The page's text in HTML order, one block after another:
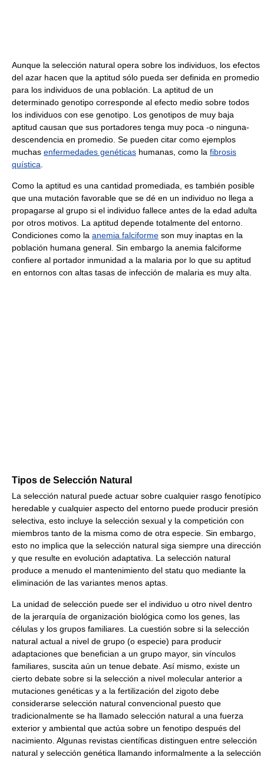
Aunque la selección natural opera sobre los individuos, los efectos
del azar hacen que la aptitud sólo pueda ser definida en promedio
para los individuos de una población. La aptitud de un
determinado genotipo corresponde al efecto medio sobre todos
los individuos con ese genotipo. Los genotipos de muy baja
aptitud causan que sus portadores tenga muy poca -o ninguna-
descendencia en promedio. Se pueden citar como ejemplos
muchas enfermedades genéticas humanas, como la fibrosis
quística
Como la aptitud es una cantidad promediada, es también posible
que una mutación favorable que se dé en un individuo no llega a
propagarse al grupo si el individuo fallece antes de la edad adulta
por otros motivos. La aptitud depende totalmente del entorno.
Condiciones como la anemia falciforme son muy inaptas en la
población humana general. Sin embargo la anemia falciforme
confiere al portador inmunidad a la malaria por lo que su aptitud
en entornos con altas tasas de infección de malaria es muy alta.
Tipos de Selección Natural
La selección natural puede actuar sobre cualquier rasgo fenotípico
heredable y cualquier aspecto del entorno puede producir presión
selectiva, esto incluye la selección sexual y la competición con
miembros tanto de la misma como de otra especie. Sin embargo,
esto no implica que la selección natural siga siempre una dirección
y que resulte en evolución adaptativa. La selección natural
produce a menudo el mantenimiento del statu quo mediante la
eliminación de las variantes menos aptas.
La unidad de selección puede ser el individuo u otro nivel dentro
de la jerarquía de organización biológica como los genes, las
células y los grupos familiares. La cuestión sobre si la selección
natural actual a nivel de grupo (o especie) para producir
adaptaciones que benefician a un grupo mayor, sin vínculos
familiares, suscita aún un tenue debate. Así mismo, existe un
cierto debate sobre si la selección a nivel molecular anterior a
mutaciones genéticas y a la fertilización del zigoto debe
considerarse selección natural convencional puesto que
tradicionalmente se ha llamado selección natural a una fuerza
exterior y ambiental que actúa sobre un fenotipo después del
nacimiento. Algunas revistas científicas distinguen entre selección
natural y selección genética llamando informalmente a la selección